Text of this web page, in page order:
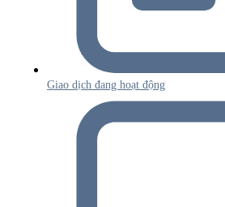
Giao dịch đang hoạt động